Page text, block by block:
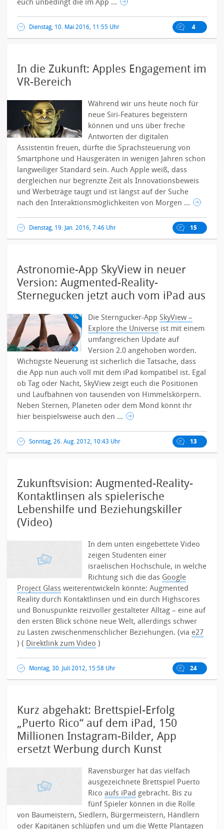
euch unbedingt die im App ...
Dienstag, 10. Mai 2016, 11:55 Uhr 4
In die Zukunft: Apples Engagement im
VR-Bereich
Während wir uns heute noch für
neue Siri-Features begeistern
können und uns über freche
Antworten der digitalen
Assistentin freuen, dürfte die Sprachsteuerung von
Smartphone und Hausgeräten in wenigen Jahren schon
langweiliger Standard sein. Auch Apple weiß, dass
dergleichen nur begrenzte Zeit als Innovationsbeweis
und Werbeträge taugt und ist längst auf der Suche
nach den Interaktionsmöglichkeiten von Morgen ...
Dienstag, 19. Jan. 2016, 7:46 Uhr 15
Astronomie-App SkyView in neuer
Version: Augmented-Reality-
Sternegucken jetzt auch vom iPad aus
Die Sterngucker-AppSkyView –
Explore the Universe ist mit einem
umfangreichen Update auf
Version 2.0 angehoben worden.
Wichtigste Neuerung ist sicherlich die Tatsache, dass
die App nun auch voll mit dem iPad kompatibel ist. Egal
ob Tag oder Nacht, SkyView zeigt euch die Positionen
und Laufbahnen von tausenden von Himmelskörpern.
Neben Sternen, Planeten oder dem Mond könnt ihr
hier beispielsweise auch den ...
Sonntag, 26. Aug. 2012, 10:43 Uhr 13
Zukunftsvision: Augmented-Reality-
Kontaktlinsen als spielerische
Lebenshilfe und Beziehungskiller
(Video)
In dem unten eingebettete Video
zeigen Studenten einer
israelischen Hochschule, in welche
Richtung sich die das Google
Project Glass weiterentwickeln könnte: Augmented
Reality durch Kontaktlinsen und ein durch Highscores
und Bonuspunkte reizvoller gestalteter Alltag – eine auf
den ersten Blick schöne neue Welt, allerdings schwer
zu Lasten zwischenmenschlicher Beziehungen. (via e27
) ( Direktlink zum Video )
Montag, 30. Juli 2012, 15:58 Uhr 24
Kurz abgehakt: Brettspiel-Erfolg
„Puerto Rico“ auf dem iPad, 150
Millionen Instagram-Bilder, App
ersetzt Werbung durch Kunst
Ravensburger hat das vielfach
ausgezeichnete Brettspiel Puerto
Ricoaufs iPad gebracht. Bis zu
fünf Spieler können in die Rolle
von Baumeistern, Siedlern, Bürgermeistern, Händlern
oder Kapitänen schlüpfen und um die Wette Plantagen